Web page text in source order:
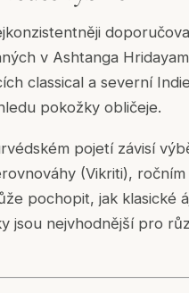
v Ashtanga
classical a severní
pokožky obličeje.
pojetí závisí
(Vikriti),
pochopit, jak klasické
jsou nejvhodnější pro